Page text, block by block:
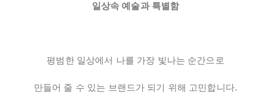
일상속 예술과 특별함
평범한 일상에서 나를 가장 빛나는 순간으로
만들어 줄 수 있는 브랜드가 되기 위해 고민합니다.